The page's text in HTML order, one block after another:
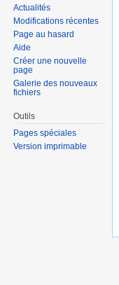
Actualités
Modifications récentes
Page au hasard
Aide
Créer une nouvelle
page
Galerie des nouveaux
fichiers
Outils
Pages spéciales
Version imprimable